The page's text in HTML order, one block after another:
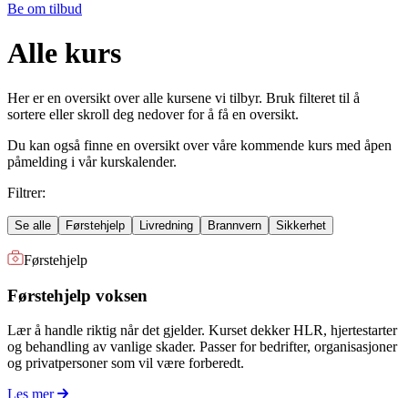
Be om tilbud
Alle kurs
Her er en oversikt over alle kursene vi tilbyr. Bruk filteret til å
sortere eller skroll deg nedover for å få en oversikt.
Du kan også finne en oversikt over våre kommende kurs med åpen
påmelding i vår kurskalender.
Filtrer:
Se alle Førstehjelp Livredning Brannvern Sikkerhet
Førstehjelp
Førstehjelp voksen
Lær å handle riktig når det gjelder. Kurset dekker HLR, hjertestarter
og behandling av vanlige skader. Passer for bedrifter, organisasjoner
og privatpersoner som vil være forberedt.
Les mer